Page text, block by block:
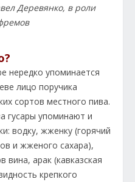
Деревянко, в роли
нередко упоминается
лицо поручика
сортов местного пива.
гусары упоминают и
водку, жженку (горячий
и жженого сахара),
вина, арак (кавказская
крепкого